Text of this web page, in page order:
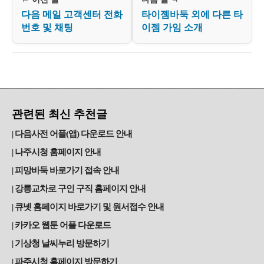
다음 메일 고객센터 전화
번호 및 채팅
타이젬바둑 외에 다른 타
이젬 가임 소개
관련된 최신 추천글
다음사전 어플(앱) 다운로드 안내
나주시청 홈페이지 안내
피망바둑 바로가기 접속 안내
강릉교차로 구인 구직 홈페이지 안내
큐넷 홈페이지 바로가기 및 원서접수 안내
카카오 웹툰 어플 다운로드
기상청 날씨누리 방문하기
파주시청 홈페이지 방문하기